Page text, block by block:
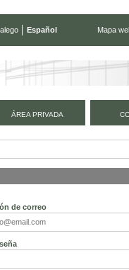
Español Mapa
ÁREA PRIVADA
de correo